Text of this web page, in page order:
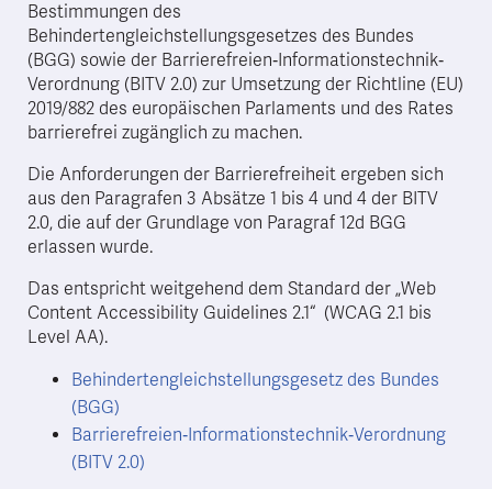
Bestimmungen des
Behindertengleichstellungsgesetzes des Bundes
(BGG) sowie der Barrierefreien‐Informationstechnik‐
Verordnung (BITV 2.0) zur Umsetzung der Richtline (EU)
2019/882 des europäischen Parlaments und des Rates
barrierefrei zugänglich zu machen.
Die Anforderungen der Barrierefreiheit ergeben sich
aus den Paragrafen 3 Absätze 1 bis 4 und 4 der BITV
2.0, die auf der Grundlage von Paragraf 12d BGG
erlassen wurde.
Das entspricht weitgehend dem Standard der „Web
Content Accessibility Guidelines 2.1“ (WCAG 2.1 bis
Level AA).
Behindertengleichstellungsgesetz des Bundes
(BGG)
Barrierefreien‐Informationstechnik‐Verordnung
(BITV 2.0)